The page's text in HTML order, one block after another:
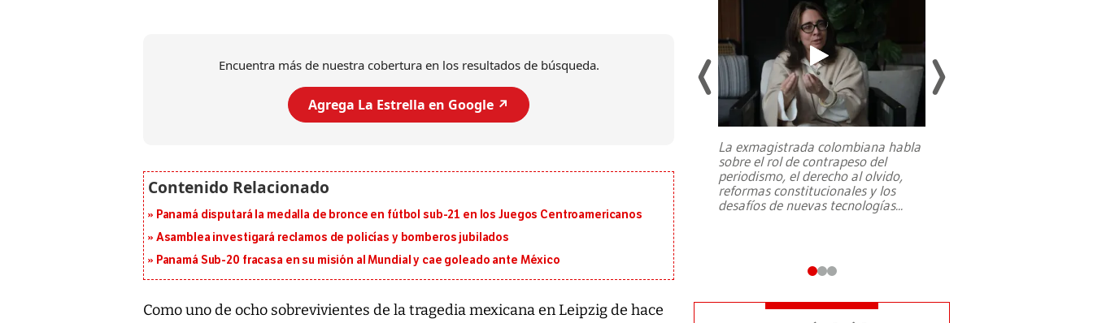
Encuentra más de nuestra cobertura en los resultados de búsqueda.
Agrega La Estrella en Google ↗️
Panamá disputará la medalla de bronce en fútbol sub-21 en los Juegos Centroamericanos
Asamblea investigará reclamos de policías y bomberos jubilados
Panamá Sub-20 fracasa en su misión al Mundial y cae goleado ante México
Como uno de ocho sobrevivientes de la tragedia mexicana en Leipzig de hace
Un fuerte terremoto de magnitud
7,1 se registró este martes 28 de
La exmagistrada colombiana habla
sobre el rol de contrapeso del
periodismo, el derecho al olvido,
reformas constitucionales y los
desafíos de nuevas tecnologías...